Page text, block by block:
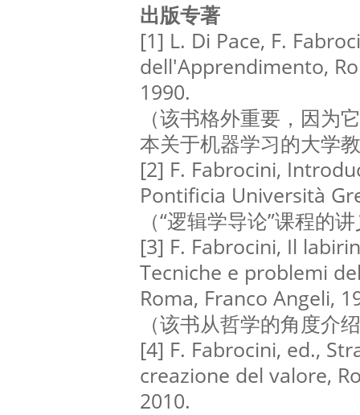
出版专著
[1] L. Di Pace, F.
dell'Apprendimento,
1990.
（该书格外重要，因为
本关于机器学习的大学
[2] F. Fabrocini,
Pontificia Università
（“逻辑学导论”课程的
[3] F. Fabrocini, Il
Tecniche e problemi
Roma, Franco Angeli,
（该书从哲学的角度介
[4] F. Fabrocini, ed.,
creazione del valore,
2010.